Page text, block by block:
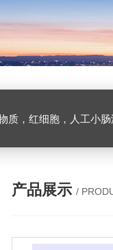
质，红细胞，人工小
产品展示 /